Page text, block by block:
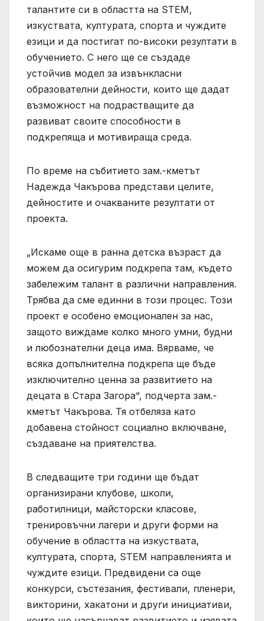
талантите си в областта на STEM,
изкуствата, културата, спорта и чуждите
езици и да постигат по-високи резултати в
обучението. С него ще се създаде
устойчив модел за извънкласни
образователни дейности, които ще дадат
възможност на подрастващите да
развиват своите способности в
подкрепяща и мотивираща среда.
По време на събитието зам.-кметът
Надежда Чакърова представи целите,
дейностите и очакваните резултати от
проекта.
„Искаме още в ранна детска възраст да
можем да осигурим подкрепа там, където
забележим талант в различни направления.
Трябва да сме единни в този процес. Този
проект е особено емоционален за нас,
защото виждаме колко много умни, будни
и любознателни деца има. Вярваме, че
всяка допълнителна подкрепа ще бъде
изключително ценна за развитието на
децата в Стара Загора“, подчерта зам.-
кметът Чакърова. Тя отбеляза като
добавена стойност социално включване,
създаване на приятелства.
В следващите три години ще бъдат
организирани клубове, школи,
работилници, майсторски класове,
тренировъчни лагери и други форми на
обучение в областта на изкуствата,
културата, спорта, STEM направленията и
чуждите езици. Предвидени са още
конкурси, състезания, фестивали, пленери,
викторини, хакатони и други инициативи,